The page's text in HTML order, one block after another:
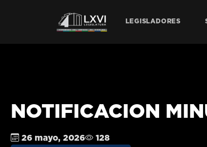
LEGISLADORES
NOTIFICACION
26 mayo, 2026
128